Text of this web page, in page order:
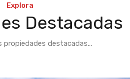
Explora
Destacadas
propiedades destacadas...